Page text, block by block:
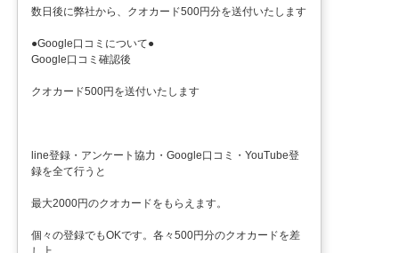
数日後に弊社から、クオカード500円分を送付いたします
●Google口コミについて●
Google口コミ確認後
クオカード500円を送付いたします
line登録・アンケート協力・Google口コミ・YouTube登
録を全て行うと
最大2000円のクオカードをもらえます。
個々の登録でもOKです。各々500円分のクオカードを差